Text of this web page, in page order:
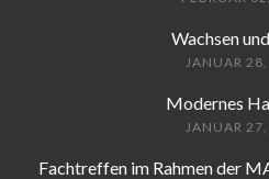
Wachsen
JANUAR
Modernes
JANUAR
Fachtreffen im Rahmen der